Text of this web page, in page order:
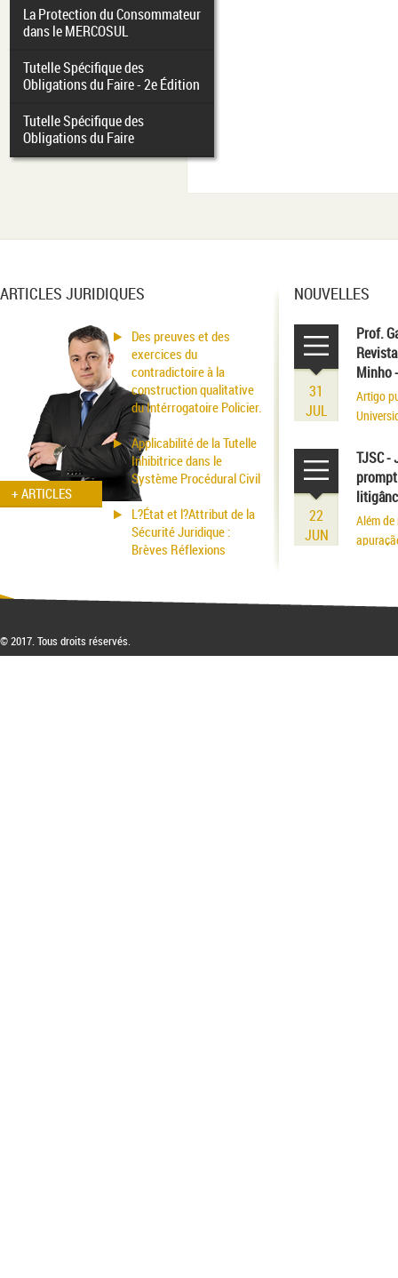
La Protection du Consommateur
dans le MERCOSUL
Tutelle Spécifique des
Obligations du Faire - 2e Édition
Tutelle Spécifique des
Obligations du Faire
ARTICLES JURIDIQUES
+ ARTICLES
Des preuves et des
exercices du
contradictoire à la
construction qualitative
du Intérrogatoire Policier.
Applicabilité de la Tutelle
Inhibitrice dans le
Système Procédural Civil
L?État et l?Attribut de la
Sécurité Juridique :
Brèves Réflexions
NOUVELLES
31
JUL
Prof.
Minho
Artigo
22
JUN
TJSC -
Além
© 2017. Tous droits réservés.